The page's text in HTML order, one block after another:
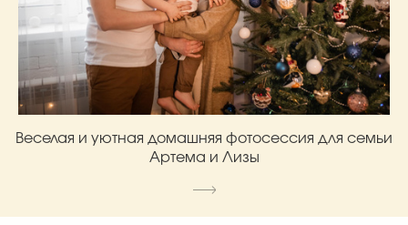
Веселая и уютная домашняя фотосессия для семьи
Артема и Лизы